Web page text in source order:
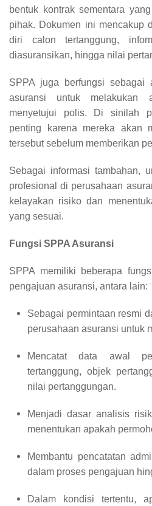
bentuk kontrak sementara
pihak. Dokumen ini mencakup
diri calon tertanggung,
diasuransikan, hingga nilai
SPPA juga berfungsi
asuransi untuk melakukan
menyetujui polis. Di sinilah
penting karena mereka akan
tersebut sebelum memberikan
Sebagai informasi tambahan,
profesional di perusahaan
kelayakan risiko dan
yang sesuai.
Fungsi SPPA Asuransi
SPPA memiliki beberapa
pengajuan asuransi, antara lain:
Sebagai permintaan resmi
perusahaan asuransi untuk
Mencatat data awal
tertanggung, objek
nilai pertanggungan.
Menjadi dasar analisis
menentukan apakah
Membantu pencatatan
dalam proses pengajuan
Dalam kondisi tertentu,